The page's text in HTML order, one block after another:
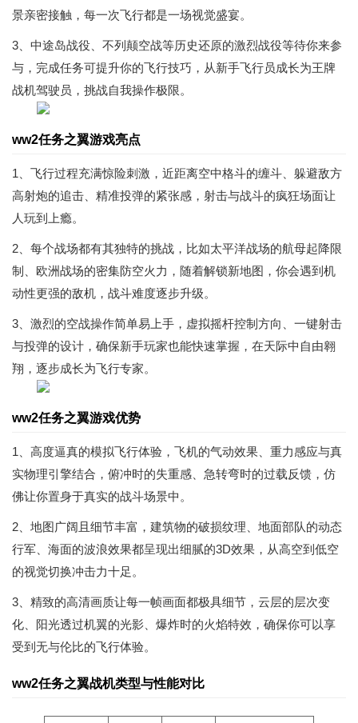
景亲密接触，每一次飞行都是一场视觉盛宴。
3、中途岛战役、不列颠空战等历史还原的激烈战役等待你来参
与，完成任务可提升你的飞行技巧，从新手飞行员成长为王牌
战机驾驶员，挑战自我操作极限。
ww2任务之翼游戏亮点
1、飞行过程充满惊险刺激，近距离空中格斗的缠斗、躲避敌方
高射炮的追击、精准投弹的紧张感，射击与战斗的疯狂场面让
人玩到上瘾。
2、每个战场都有其独特的挑战，比如太平洋战场的航母起降限
制、欧洲战场的密集防空火力，随着解锁新地图，你会遇到机
动性更强的敌机，战斗难度逐步升级。
3、激烈的空战操作简单易上手，虚拟摇杆控制方向、一键射击
与投弹的设计，确保新手玩家也能快速掌握，在天际中自由翱
翔，逐步成长为飞行专家。
ww2任务之翼游戏优势
1、高度逼真的模拟飞行体验，飞机的气动效果、重力感应与真
实物理引擎结合，俯冲时的失重感、急转弯时的过载反馈，仿
佛让你置身于真实的战斗场景中。
2、地图广阔且细节丰富，建筑物的破损纹理、地面部队的动态
行军、海面的波浪效果都呈现出细腻的3D效果，从高空到低空
的视觉切换冲击力十足。
3、精致的高清画质让每一帧画面都极具细节，云层的层次变
化、阳光透过机翼的光影、爆炸时的火焰特效，确保你可以享
受到无与伦比的飞行体验。
ww2任务之翼战机类型与性能对比